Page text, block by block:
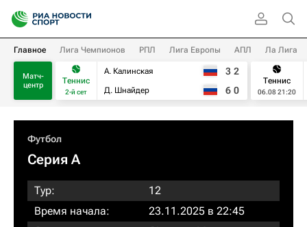
Главное Лига Чемпионов РПЛ Лига Европы АПЛ Ла Лига
Матч-
центр
Теннис
2-й сет
А. Калинская
Д. Шнайдер
3 2
6 0
Теннис
06.08 21:20
Футбол
Серия А
Тур:
12
Время начала:
23.11.2025 в 22:45